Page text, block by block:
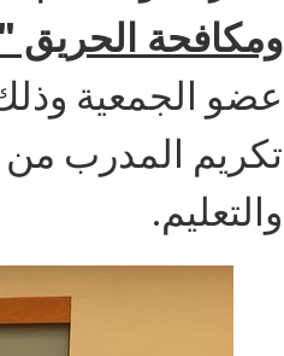
ومكافحة الحريق "
تكريم المدرب من
والتعليم.